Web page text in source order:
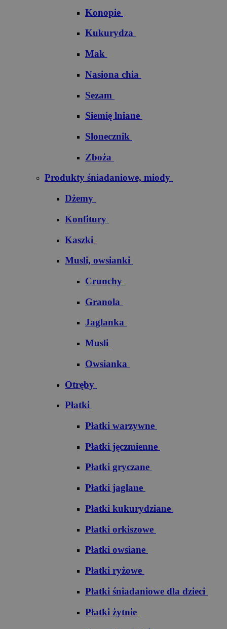
Konopie
Kukurydza
Mak
Nasiona chia
Sezam
Siemię lniane
Słonecznik
Zboża
Produkty śniadaniowe, miody
Dżemy
Konfitury
Kaszki
Musli, owsianki
Crunchy
Granola
Jaglanka
Musli
Owsianka
Otręby
Płatki
Płatki warzywne
Płatki jęczmienne
Płatki gryczane
Płatki jaglane
Płatki kukurydziane
Płatki orkiszowe
Płatki owsiane
Płatki ryżowe
Płatki śniadaniowe dla dzieci
Płatki żytnie